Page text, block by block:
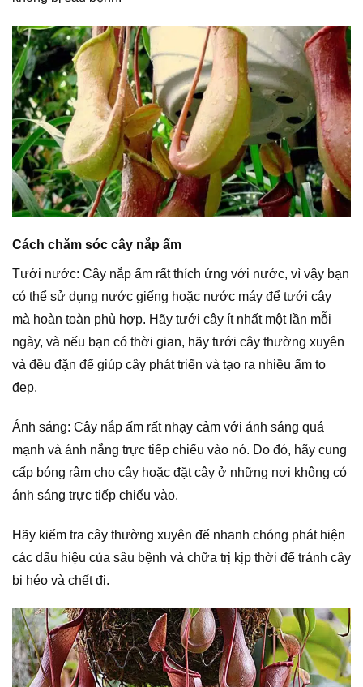
Cách chăm sóc cây nắp ấm
Tưới nước: Cây nắp ấm rất thích ứng với nước, vì vậy bạn
có thể sử dụng nước giếng hoặc nước máy để tưới cây
mà hoàn toàn phù hợp. Hãy tưới cây ít nhất một lần mỗi
ngày, và nếu bạn có thời gian, hãy tưới cây thường xuyên
và đều đặn để giúp cây phát triển và tạo ra nhiều ấm to
đẹp.
Ánh sáng: Cây nắp ấm rất nhạy cảm với ánh sáng quá
mạnh và ánh nắng trực tiếp chiếu vào nó. Do đó, hãy cung
cấp bóng râm cho cây hoặc đặt cây ở những nơi không có
ánh sáng trực tiếp chiếu vào.
Hãy kiểm tra cây thường xuyên để nhanh chóng phát hiện
các dấu hiệu của sâu bệnh và chữa trị kịp thời để tránh cây
bị héo và chết đi.